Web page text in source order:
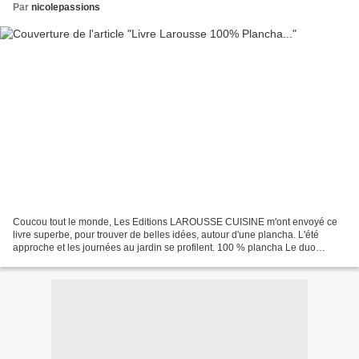
Par nicolepassions
Coucou tout le monde, Les Editions LAROUSSE CUISINE m'ont envoyé ce
livre superbe, pour trouver de belles idées, autour d'une plancha. L'été
approche et les journées au jardin se profilent. 100 % plancha Le duo